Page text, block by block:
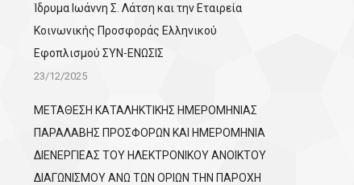
Ίδρυμα Ιωάννη Σ. Λάτση και την Εταιρεία
Κοινωνικής Προσφοράς Ελληνικού
Εφοπλισμού ΣΥΝ-ΕΝΩΣΙΣ
23/12/2025
ΜΕΤΑΘΕΣΗ ΚΑΤΑΛΗΚΤΙΚΗΣ ΗΜΕΡΟΜΗΝΙΑΣ
ΠΑΡΑΛΑΒΗΣ ΠΡΟΣΦΟΡΩΝ ΚΑΙ ΗΜΕΡΟΜΗΝΙΑ
ΔΙΕΝΕΡΓΙΕΑΣ ΤΟΥ ΗΛΕΚΤΡΟΝΙΚΟΥ ΑΝΟΙΚΤΟΥ
ΔΙΑΓΩΝΙΣΜΟΥ ΑΝΩ ΤΩΝ ΟΡΙΩΝ ΤΗΝ ΠΑΡΟΧΗ